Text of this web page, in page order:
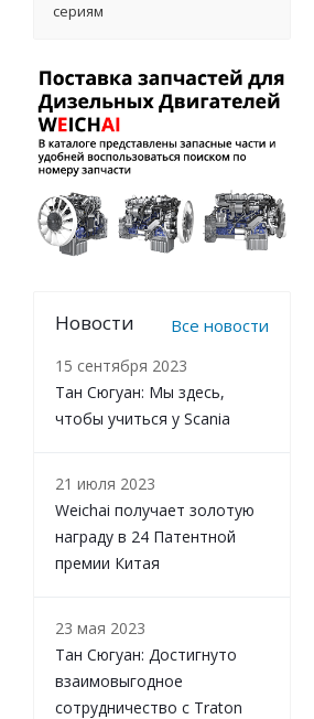
Weichai
Weichai
Двигатели серии WP7NG
Weichai
Двигатели серии WP8 Weichai
Двигатели серии WP9H
Weichai
Двигатели серии 12M33
Weichai
Двигатели серии 16M55
Weichai
Weichai
Двигатели серии 16M33
Weichai
Двигатели серии 8M33 Weichai
Двигатели серии WP10.5HNG
Weichai
Двигатели серии WP10.5H
Weichai
Двигатели серии WP17
Weichai
Weichai
Двигатели серии WP12NG
Weichai
сериям
Новости Все новости
15 сентября 2023
Тан Сюгуан: Мы здесь,
чтобы учиться у Scania
21 июля 2023
Weichai получает золотую
награду в 24 Патентной
премии Китая
23 мая 2023
Тан Сюгуан: Достигнуто
взаимовыгодное
сотрудничество с Traton